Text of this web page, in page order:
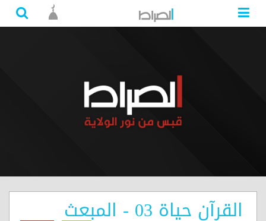
القرآن حياة 03 - المبعث